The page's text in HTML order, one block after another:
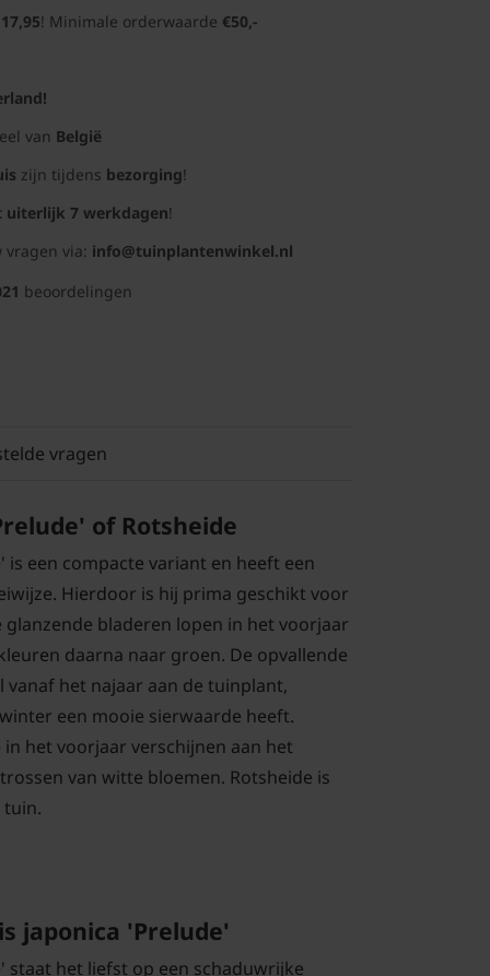
! Minimale orderwaarde €50,-
van België
zijn tijdens bezorging!
uiterlijk 7 werkdagen!
vragen via: info@tuinplantenwinkel.nl
beoordelingen
vragen
of Rotsheide
is een compacte variant en heeft een
Hierdoor is hij prima geschikt voor
bladeren lopen in het voorjaar
daarna naar groen. De opvallende
het najaar aan de tuinplant,
een mooie sierwaarde heeft.
het voorjaar verschijnen aan het
van witte bloemen. Rotsheide is
tuin.
japonica 'Prelude'
staat het liefst op een schaduwrijke